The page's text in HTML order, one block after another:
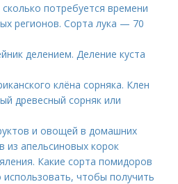
потребуется времени
регионов. Сорта лука — 70
делением. Деление куста
клёна сорняка. Клен
древесный сорняк или
и овощей в домашних
из апельсиновых корок
Какие сорта помидоров
использовать, чтобы получить